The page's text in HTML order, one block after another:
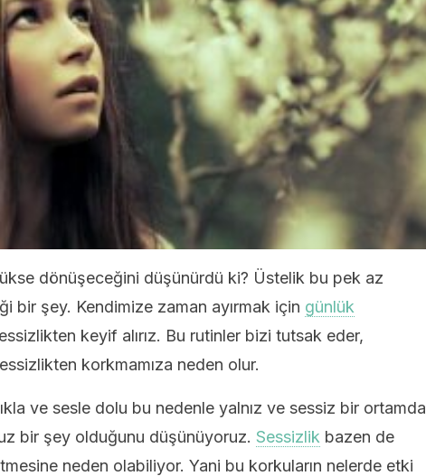
dönüşeceğini düşünürdü ki? Üstelik bu pek az
bir şey. Kendimize zaman ayırmak için günlük
keyif alırız. Bu rutinler bizi tutsak eder,
korkmamıza neden olur.
ve sesle dolu bu nedenle yalnız ve sessiz bir ortamda
bir şey olduğunu düşünüyoruz. Sessizlik bazen de
neden olabiliyor. Yani bu korkuların nelerde etki